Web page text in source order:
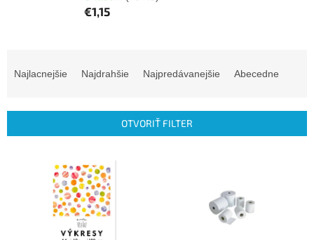
€1,15
i
Najlacnejšie Najdrahšie Najpredávanejšie Abecedne
OTVORIŤ FILTER